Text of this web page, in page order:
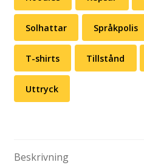
Solhattar Språkpolis
T-shirts Tillstånd
Uttryck
Beskrivning